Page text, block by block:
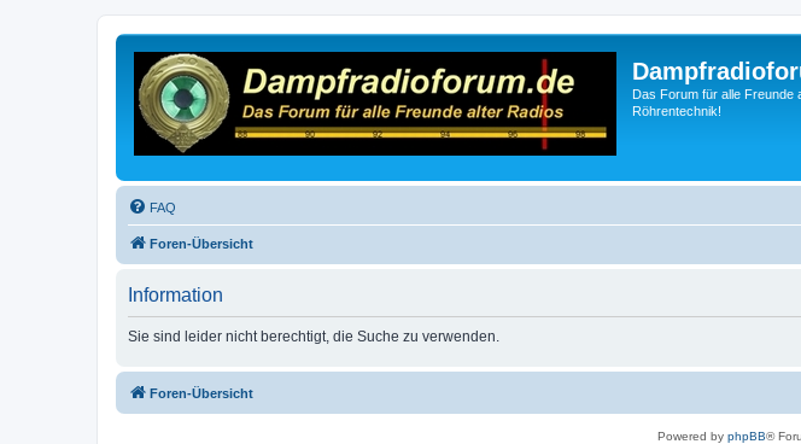
Das Forum für alle Freunde
Röhrentechnik!
FAQ
Foren-Übersicht
Information
Sie sind leider nicht berechtigt, die Suche zu verwenden.
Foren-Übersicht
Powered by phpBB®